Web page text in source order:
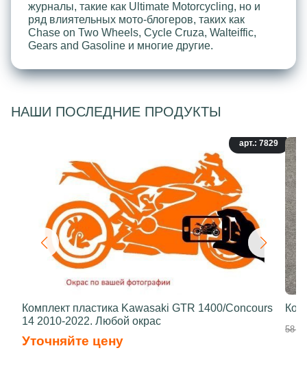
журналы, такие как Ultimate Motorcycling, но и
ряд влиятельных мото-блогеров, таких как
Chase on Two Wheels, Cycle Cruza, Walteiffic,
Gears and Gasoline и многие другие.
НАШИ ПОСЛЕДНИЕ ПРОДУКТЫ
арт.: 7829
Комплект пластика Kawasaki GTR 1400/Concours
14 2010-2022. Любой окрас
Уточняйте цену
58